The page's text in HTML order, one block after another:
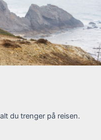
du trenger på reisen.